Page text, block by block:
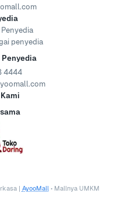
penyedia
Penyedia
4444
| AyooMall • Mallnya UMKM